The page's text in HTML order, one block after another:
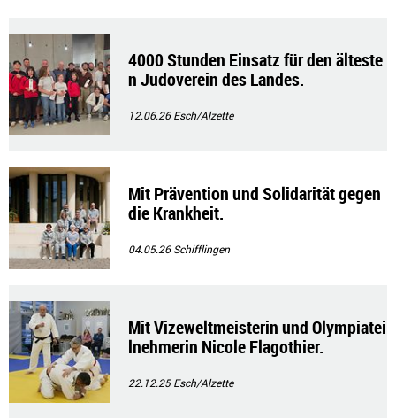
4000 Stunden Einsatz für den älteste
n Judoverein des Landes.
12.06.26Esch/Alzette
Mit Prävention und Solidarität gegen
die Krankheit.
04.05.26Schifflingen
Mit Vizeweltmeisterin und Olympiatei
lnehmerin Nicole Flagothier.
22.12.25Esch/Alzette